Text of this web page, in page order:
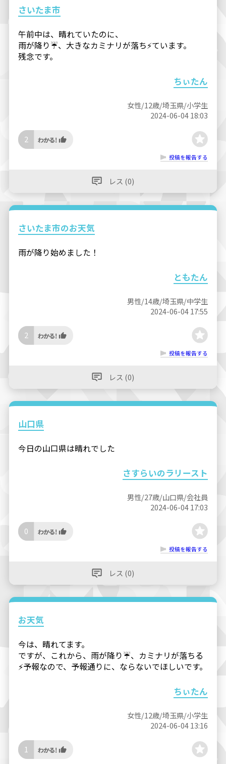
さいたま市
午前中は、晴れていたのに、
雨が降り☔️、大きなカミナリが落ち⚡️ています。
残念です。
ちぃたん
女性/12歳/埼玉県/小学生
2024-06-04 18:03
2
投稿を報告する
レス (0)
さいたま市のお天気
雨が降り始めました！
ともたん
男性/14歳/埼玉県/中学生
2024-06-04 17:55
2
投稿を報告する
レス (0)
山口県
今日の山口県は晴れでした
さすらいのラリースト
男性/27歳/山口県/会社員
2024-06-04 17:03
0
投稿を報告する
レス (0)
お天気
今は、晴れてます。
ですが、これから、雨が降り☔️、カミナリが落ちる
⚡️予報なので、予報通りに、ならないでほしいです。
ちぃたん
女性/12歳/埼玉県/小学生
2024-06-04 13:16
1